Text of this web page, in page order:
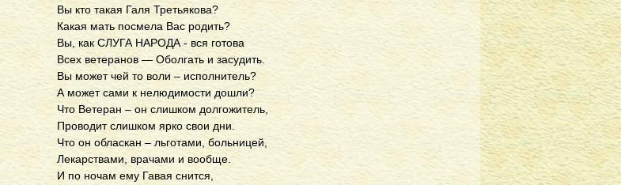
Вы кто такая Галя Третьякова?
Какая мать посмела Вас родить?
Вы, как СЛУГА НАРОДА - вся готова
Всех ветеранов — Оболгать и засудить.
Вы может чей то воли – исполнитель?
А может сами к нелюдимости дошли?
Что Ветеран – он слишком долгожитель,
Проводит слишком ярко свои дни.
Что он обласкан – льготами, больницей,
Лекарствами, врачами и вообще.
И по ночам ему Гавая снится,